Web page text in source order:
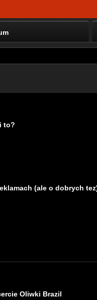
to?
(ale o dobrych
Oliwki Brazil